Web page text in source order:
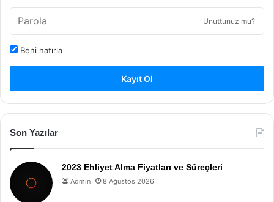
Unuttunuz mu?
Beni hatırla
Kayıt Ol
Son Yazılar
2023 Ehliyet Alma Fiyatları ve Süreçleri
Admin 8 Ağustos 2026